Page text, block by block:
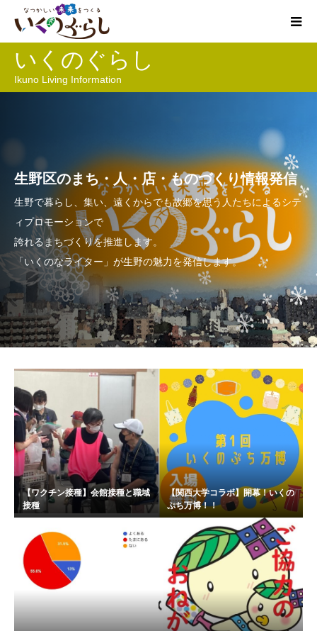
いくのぐらし
Ikuno Living Information
生野区のまち・人・店・ものづくり情報発信
生野で暮らし、集い、遠くからでも故郷を思う人たちによるシテ
ィプロモーションで
誇れるまちづくりを推進します。
「いくのなライター」が生野の魅力を発信します。
【ワクチン接種】会館接種と職域
接種
【関西大学コラボ】開幕！いくの
ぷち万博！！